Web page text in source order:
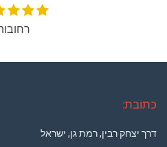
כתובת:
דרך יצחק רבין, רמת גן, ישראל